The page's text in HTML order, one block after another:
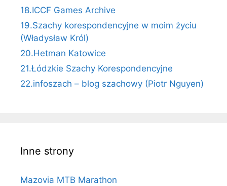
18.ICCF Games Archive
19.Szachy korespondencyjne w moim życiu
(Władysław Król)
20.Hetman Katowice
21.Łódzkie Szachy Korespondencyjne
22.infoszach – blog szachowy (Piotr Nguyen)
Inne strony
Mazovia MTB Marathon